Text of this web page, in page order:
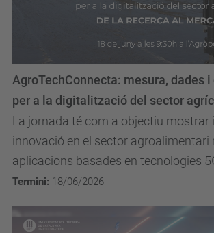
La jornada té com a objectiu mostrar
innovació en el sector
aplicacions basades en tecnologies
sensors, satèl·lits, dades i
AgroTechConnecta: mesura, dades
per a la digitalització del sector
Termini: 18/06/2026